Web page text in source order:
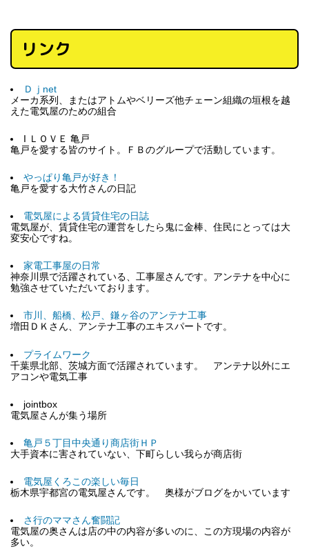
リンク
Ｄｊnet
メーカ系列、またはアトムやベリーズ他チェーン組織の垣根を越
えた電気屋のための組合
I ＬＯＶＥ 亀戸
亀戸を愛する皆のサイト。ＦＢのグループで活動しています。
やっぱり亀戸が好き！
亀戸を愛する大竹さんの日記
電気屋による賃貸住宅の日誌
電気屋が、賃貸住宅の運営をしたら鬼に金棒、住民にとっては大
変安心ですね。
家電工事屋の日常
神奈川県で活躍されている、工事屋さんです。アンテナを中心に
勉強させていただいております。
市川、船橋、松戸、鎌ヶ谷のアンテナ工事
増田ＤＫさん、アンテナ工事のエキスパートです。
プライムワーク
千葉県北部、茨城方面で活躍されています。 アンテナ以外にエ
アコンや電気工事
jointbox
電気屋さんが集う場所
亀戸５丁目中央通り商店街ＨＰ
大手資本に害されていない、下町らしい我らが商店街
電気屋くろこの楽しい毎日
栃木県宇都宮の電気屋さんです。 奥様がブログをかいています
さ行のママさん奮闘記
電気屋の奥さんは店の中の内容が多いのに、この方現場の内容が
多い。